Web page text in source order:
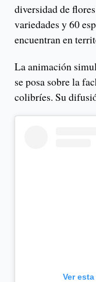
diversidad de
variedades y 60
encuentran en
La animación
se posa sobre la
colibríes. Su
Ver